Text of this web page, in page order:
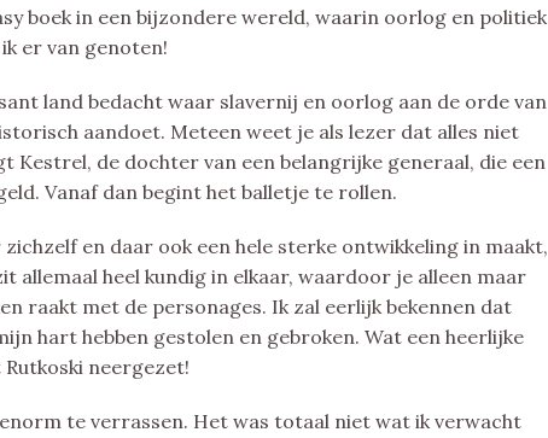
boek in een bijzondere wereld, waarin oorlog en politiek
er van genoten!
land bedacht waar slavernij en oorlog aan de orde van
aandoet. Meteen weet je als lezer dat alles niet
Kestrel, de dochter van een belangrijke generaal, die een
Vanaf dan begint het balletje te rollen.
en daar ook een hele sterke ontwikkeling in maakt,
allemaal heel kundig in elkaar, waardoor je alleen maar
raakt met de personages. Ik zal eerlijk bekennen dat
hart hebben gestolen en gebroken. Wat een heerlijke
neergezet!
te verrassen. Het was totaal niet wat ik verwacht